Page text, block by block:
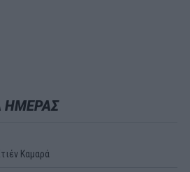
ΗΜΕΡΑΣ
Καμαρά